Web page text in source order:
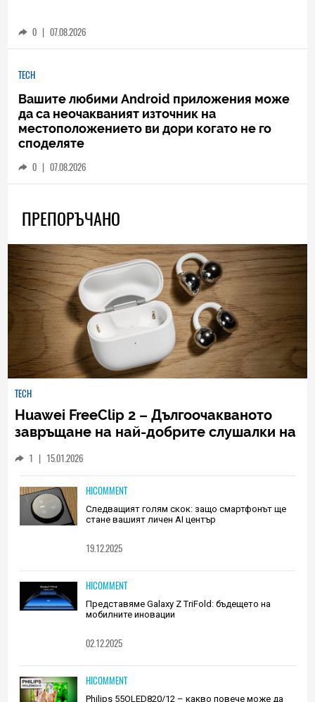
0 | 07.08.2026
TECH
Вашите любими Android приложения може
да са неочакваният източник на
местоположението ви дори когато не го
споделяте
0 | 07.08.2026
ПРЕПОРЪЧАНО
TECH
Huawei FreeClip 2 – Дългоочакваното
завръщане на най-добрите слушалки на
1 | 15.01.2026
HICOMMENT
Следващият голям скок: защо смартфонът ще
стане вашият личен AI център
19.12.2025
HICOMMENT
Представяме Galaxy Z TriFold: бъдещето на
мобилните иновации
02.12.2025
HICOMMENT
Philips 55OLED820/12 – какво повече може да